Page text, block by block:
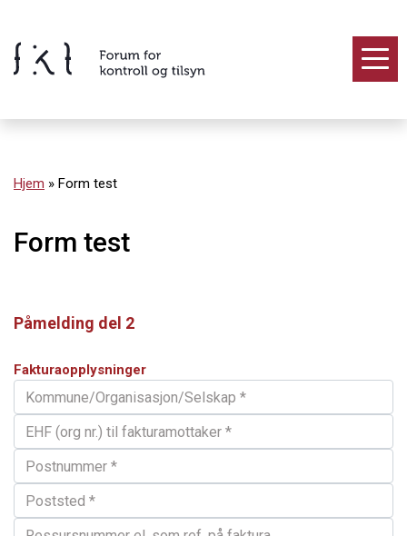
innholdet
Hjem » Form test
Form test
Påmelding del 2
Fakturaopplysninger